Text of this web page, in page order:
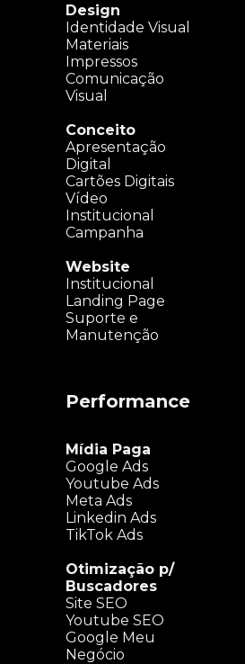
Design
Identidade Visual
Materiais
Impressos
Comunicação
Visual
Conceito
Apresentação
Digital
Cartões Digitais
Vídeo
Institucional
Campanha
Website
Institucional
Landing Page
Suporte e
Manutenção
Performance
Mídia Paga
Google Ads
Youtube Ads
Meta Ads
Linkedin Ads
TikTok Ads
Otimização p/
Buscadores
Site SEO
Youtube SEO
Google Meu
Negócio